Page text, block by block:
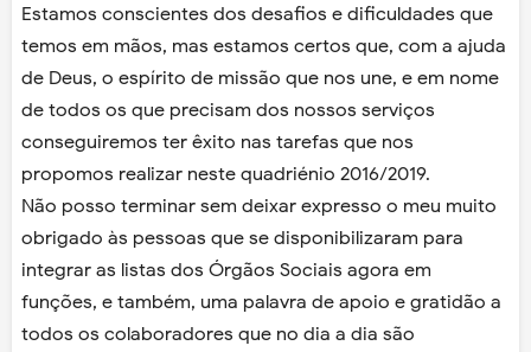
Estamos conscientes dos desafios e dificuldades que
temos em mãos, mas estamos certos que, com a ajuda
de Deus, o espírito de missão que nos une, e em nome
de todos os que precisam dos nossos serviços
conseguiremos ter êxito nas tarefas que nos
propomos realizar neste quadriénio 2016/2019.
Não posso terminar sem deixar expresso o meu muito
obrigado às pessoas que se disponibilizaram para
integrar as listas dos Órgãos Sociais agora em
funções, e também, uma palavra de apoio e gratidão a
todos os colaboradores que no dia a dia são